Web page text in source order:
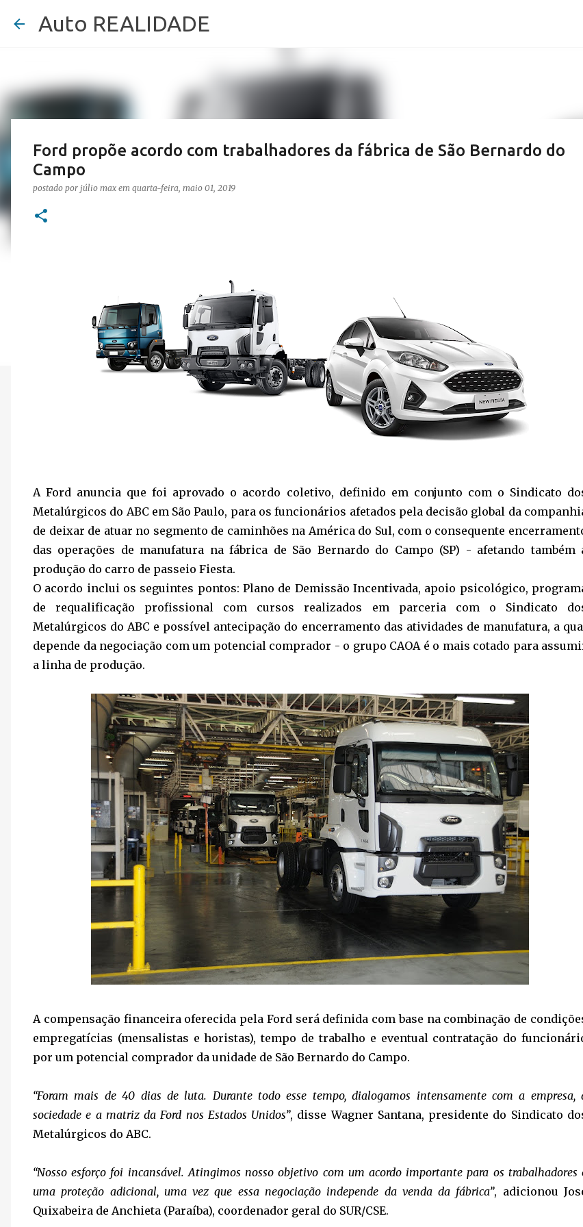
Auto REALIDADE
Ford propõe acordo com trabalhadores da fábrica de São Bernardo do
Campo
postado por júlio max em quarta-feira, maio 01, 2019
A Ford anuncia que foi aprovado o acordo coletivo, definido em conjunto com o Sindicato
Metalúrgicos do ABC em São Paulo, para os funcionários afetados pela decisão global da
de deixar de atuar no segmento de caminhões na América do Sul, com o consequente
das operações de manufatura na fábrica de São Bernardo do Campo (SP) - afetando também
produção do carro de passeio Fiesta.
O acordo inclui os seguintes pontos: Plano de Demissão Incentivada, apoio psicológico,
de requalificação profissional com cursos realizados em parceria com o Sindicato
Metalúrgicos do ABC e possível antecipação do encerramento das atividades de manufatura, a
depende da negociação com um potencial comprador - o grupo CAOA é o mais cotado para
a linha de produção.
A compensação financeira oferecida pela Ford será definida com base na combinação de
empregatícias (mensalistas e horistas), tempo de trabalho e eventual contratação do
por um potencial comprador da unidade de São Bernardo do Campo.
“Foram mais de 40 dias de luta. Durante todo esse tempo, dialogamos intensamente com a empresa,
sociedade e a matriz da Ford nos Estados Unidos”, disse Wagner Santana, presidente do Sindicato
Metalúrgicos do ABC.
“Nosso esforço foi incansável. Atingimos nosso objetivo com um acordo importante para os trabalhadores
uma proteção adicional, uma vez que essa negociação independe da venda da fábrica”, adicionou
Quixabeira de Anchieta (Paraíba), coordenador geral do SUR/CSE.